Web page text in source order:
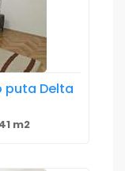
puta Delta
41 m2